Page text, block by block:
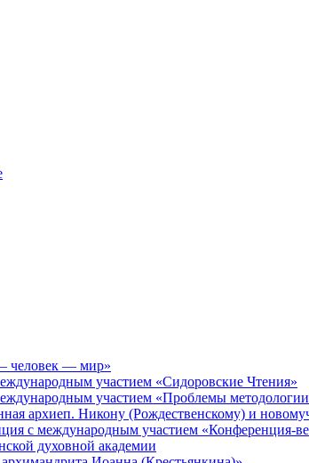
человек — мир»
участием «Сидоровские Чтения»
участием «Проблемы
архиеп. Никону (Рождественскому) и
с международным участием
духовной академии